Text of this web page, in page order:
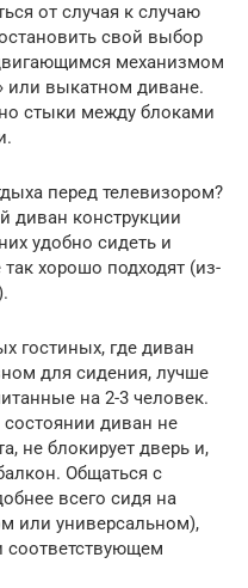
от случая к случаю
свой выбор
механизмом
или выкатном диване.
но стыки между блоками
перед телевизором?
диван конструкции
удобно сидеть и
хорошо подходят (из-
гостиных, где диван
для сидения, лучше
на 2-3 человек.
диван не
не блокирует дверь и,
Общаться с
всего сидя на
или универсальном),
соответствующем